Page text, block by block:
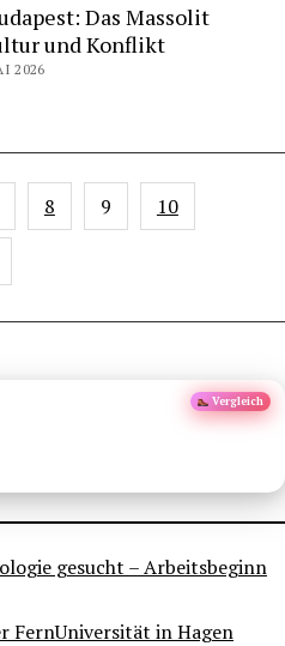
Das Massolit
und Konflikt
2026
8 9 10
Vergleich
gesucht – Arbeitsbeginn
FernUniversität in Hagen